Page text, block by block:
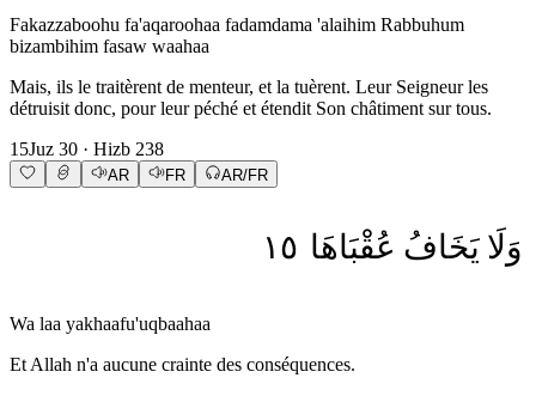
Fakazzaboohu fa'aqaroohaa fadamdama 'alaihim Rabbuhum
bizambihim fasaw waahaa
Mais, ils le traitèrent de menteur, et la tuèrent. Leur Seigneur les
détruisit donc, pour leur péché et étendit Son châtiment sur tous.
15Juz 30 · Hizb 238
AR FR AR/FR
وَلَا يَخَافُ عُقْبَاهَا ١٥
Wa laa yakhaafu'uqbaahaa
Et Allah n'a aucune crainte des conséquences.